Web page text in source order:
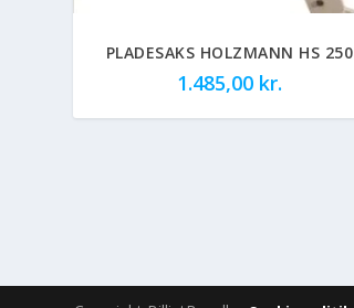
PLADESAKS HOLZMANN HS 250
1.485,00 kr.